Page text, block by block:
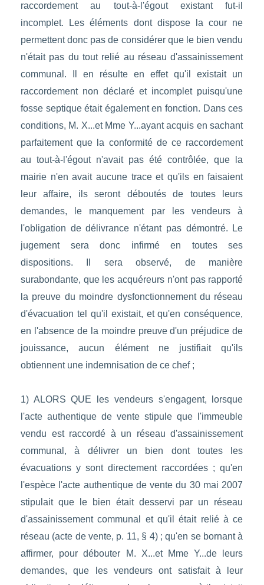
raccordement au tout-à-l'égout existant fut-il
incomplet. Les éléments dont dispose la cour ne
permettent donc pas de considérer que le bien vendu
n'était pas du tout relié au réseau d'assainissement
communal. Il en résulte en effet qu'il existait un
raccordement non déclaré et incomplet puisqu'une
fosse septique était également en fonction. Dans ces
conditions, M. X...et Mme Y...ayant acquis en sachant
parfaitement que la conformité de ce raccordement
au tout-à-l'égout n'avait pas été contrôlée, que la
mairie n'en avait aucune trace et qu'ils en faisaient
leur affaire, ils seront déboutés de toutes leurs
demandes, le manquement par les vendeurs à
l'obligation de délivrance n'étant pas démontré. Le
jugement sera donc infirmé en toutes ses
dispositions. Il sera observé, de manière
surabondante, que les acquéreurs n'ont pas rapporté
la preuve du moindre dysfonctionnement du réseau
d'évacuation tel qu'il existait, et qu'en conséquence,
en l'absence de la moindre preuve d'un préjudice de
jouissance, aucun élément ne justifiait qu'ils
obtiennent une indemnisation de ce chef ;
1) ALORS QUE les vendeurs s'engagent, lorsque
l'acte authentique de vente stipule que l'immeuble
vendu est raccordé à un réseau d'assainissement
communal, à délivrer un bien dont toutes les
évacuations y sont directement raccordées ; qu'en
l'espèce l'acte authentique de vente du 30 mai 2007
stipulait que le bien était desservi par un réseau
d'assainissement communal et qu'il était relié à ce
réseau (acte de vente, p. 11, § 4) ; qu'en se bornant à
affirmer, pour débouter M. X...et Mme Y...de leurs
demandes, que les vendeurs ont satisfait à leur